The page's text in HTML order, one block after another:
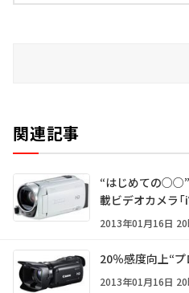
関連記事
“はじめての○○”
載ビデオカメラ「
2013年01月16日
20％感度向上“プ
2013年01月16日